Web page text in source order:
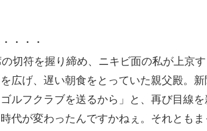
・・・
切符を握り締め、ニキビ面の私が上京
広げ、遅い朝食をとっていた親父殿。
ルフクラブを送るから」と、再び目線を
代が変わったんですかねぇ。それとも